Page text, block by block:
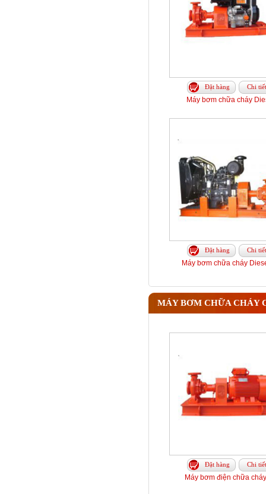
Đặt hàng Chi tiết
Máy bơm chữa cháy
Đặt hàng Chi tiết
Máy bơm chữa cháy
MÁY BƠM CHỮA CHÁY
Đặt hàng Chi tiết
Máy bơm điện chữa